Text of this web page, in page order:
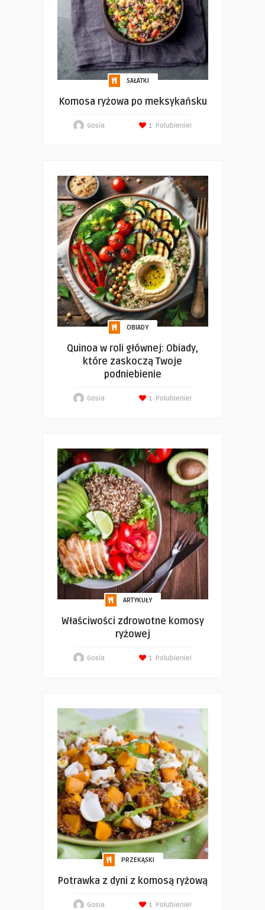
SAŁATKI
Komosa ryżowa po meksykańsku
Gosia Polubienie!
1
OBIADY
Quinoa w roli głównej: Obiady,
które zaskoczą Twoje
podniebienie
Gosia Polubienie!
1
ARTYKUŁY
Właściwości zdrowotne komosy
ryżowej
Gosia Polubienie!
1
PRZEKĄSKI
Potrawka z dyni z komosą ryżową
Gosia Polubienie!
1